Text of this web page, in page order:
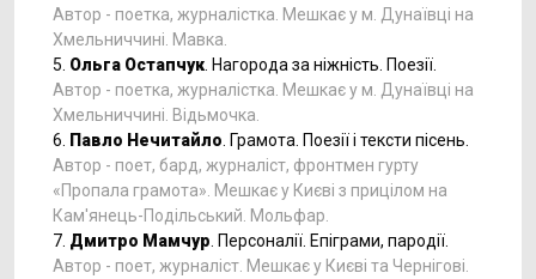
Автор - поетка, журналістка. Мешкає у м. Дунаївці на
Хмельниччині. Мавка.
5. Ольга Остапчук . Нагорода за ніжність. Поезії.
Автор - поетка, журналістка. Мешкає у м. Дунаївці на
Хмельниччині. Відьмочка.
6.
Павло Нечитайло . Грамота. Поезії і тексти пісень.
Автор - поет, бард, журналіст, фронтмен гурту
«Пропала грамота». Мешкає у Києві з прицілом на
Кам'янець-Подільський. Мольфар.
7. Дмитро Мамчур . Персоналії. Епіграми, пародії.
Автор - поет, журналіст. Мешкає у Києві та Чернігові.